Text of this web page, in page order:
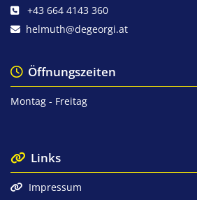
 +43 664 4143 360
 helmuth@degeorgi.at
Öffnungszeiten
Montag - Freitag
 Links

Impressum